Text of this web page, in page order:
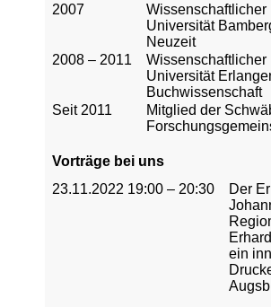
2007
Wissenschaftlicher
Universität
Neuzeit
2008 – 2011
Wissenschaftlicher
Universität
Buchwissenschaft
Seit 2011
Mitglied der
Vorträge bei uns
23.11.2022 19:00 – 20:30
Der
ein